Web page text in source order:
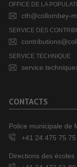
OFFICE DE LA
cth@collombey-
SERVICE DES
SERVICE TECHNIQUE
CONTACTS
Police municipale de
+41 24 475 75 75
Directions des écoles